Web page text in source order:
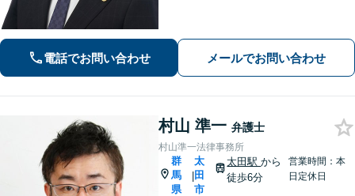
を展開します【高崎駅徒歩15分】
電話でお問い合わせ メールでお問い合わせ
村山 準一 弁護士
村山準一法律事務所
群
馬
県
|
太
田
市
太田駅から
徒歩6分
営業時間：本
日定休日